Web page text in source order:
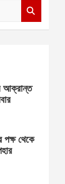
আক্রান্ত
পক্ষ থেকে